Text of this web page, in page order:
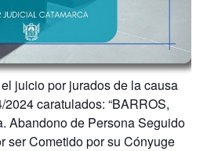
juicio por jurados de la causa
2024 caratulados: “BARROS,
Abandono de Persona Seguido
ser Cometido por su Cónyuge